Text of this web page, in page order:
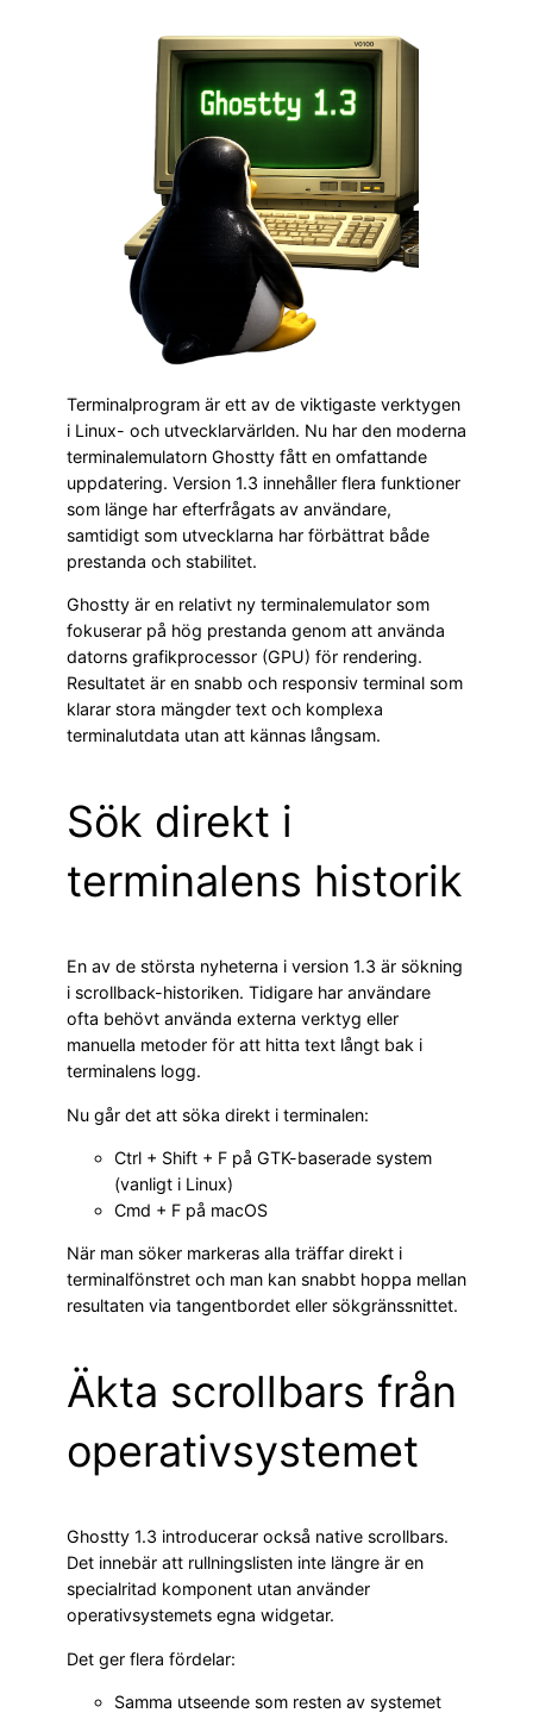
Terminalprogram är ett av de viktigaste verktygen
i Linux- och utvecklarvärlden. Nu har den moderna
terminalemulatorn Ghostty fått en omfattande
uppdatering. Version 1.3 innehåller flera funktioner
som länge har efterfrågats av användare,
samtidigt som utvecklarna har förbättrat både
prestanda och stabilitet.
Ghostty är en relativt ny terminalemulator som
fokuserar på hög prestanda genom att använda
datorns grafikprocessor (GPU) för rendering.
Resultatet är en snabb och responsiv terminal som
klarar stora mängder text och komplexa
terminalutdata utan att kännas långsam.
Sök direkt i
terminalens historik
En av de största nyheterna i version 1.3 är sökning
i scrollback-historiken. Tidigare har användare
ofta behövt använda externa verktyg eller
manuella metoder för att hitta text långt bak i
terminalens logg.
Nu går det att söka direkt i terminalen:
Ctrl + Shift + F på GTK-baserade system
(vanligt i Linux)
Cmd + F på macOS
När man söker markeras alla träffar direkt i
terminalfönstret och man kan snabbt hoppa mellan
resultaten via tangentbordet eller sökgränssnittet.
Äkta scrollbars från
operativsystemet
Ghostty 1.3 introducerar också native scrollbars.
Det innebär att rullningslisten inte längre är en
specialritad komponent utan använder
operativsystemets egna widgetar.
Det ger flera fördelar:
Samma utseende som resten av systemet